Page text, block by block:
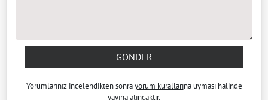
GÖNDER
Yorumlarınız incelendikten sonrayorum kurallarına uyması halinde
yayına alıncaktır.